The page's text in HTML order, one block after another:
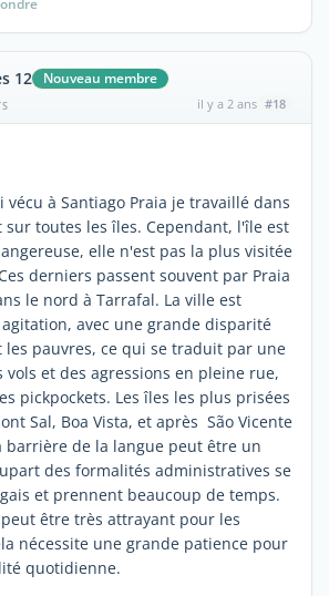
12 Nouveau membre
il y a 2 ans #18
vécu à Santiago Praia je travaillé dans
sur toutes les îles. Cependant, l'île est
elle n'est pas la plus visitée
derniers passent souvent par Praia
le nord à Tarrafal. La ville est
avec une grande disparité
les pauvres, ce qui se traduit par une
et des agressions en pleine rue,
pickpockets. Les îles les plus prisées
Sal, Boa Vista, et après São Vicente
barrière de la langue peut être un
des formalités administratives se
et prennent beaucoup de temps.
être très attrayant pour les
nécessite une grande patience pour
quotidienne.